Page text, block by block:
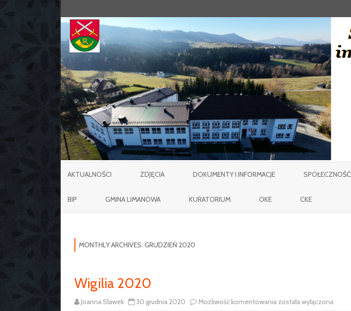
to
AKTUALNOŚCI ZDJĘCIA DOKUMENTY I INFORMACJE SPOŁECZNOŚĆ
NAUCZYCIELE
BIP GMINA LIMANOWA KURATORIUM OKE CKE
MONTHLY ARCHIVES: GRUDZIEŃ 2020
Wigilia 2020
Joanna Sławek 30 grudnia 2020 Możliwość komentowania Wigilia
została wyłączona